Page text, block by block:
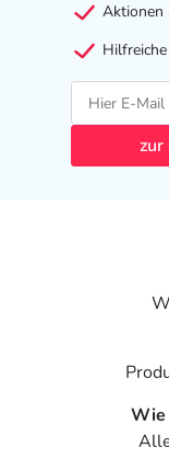
Aktionen
Wie